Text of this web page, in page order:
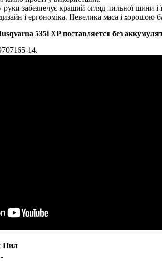
забезпечує кращий огляд пильної шини
і ергономіка. Невелика маса і хорошою
535i XP поставляется без
14.
Пил
-